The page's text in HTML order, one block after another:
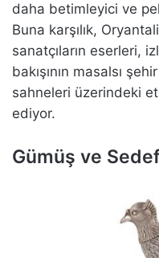
daha betimleyici ve
Buna karşılık,
sanatçıların eserleri,
bakışının masalsı
sahneleri üzerindeki
ediyor.
Gümüş ve